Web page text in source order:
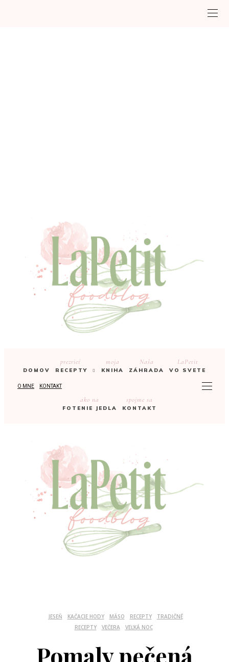
O MNE KONTAKT
DOMOV
prezrieť
RECEPTY
moja
KNIHA
Naša
ZÁHRADA
LaPetit
VO SVETE
ako na
FOTENIE JEDLA
spojme sa
KONTAKT
JESEŇ KAČACIE HODY MÄSO RECEPTY
TRADIČNÉ
RECEPTY
VEČERA VEĽKÁ NOC
Pomaly pečená